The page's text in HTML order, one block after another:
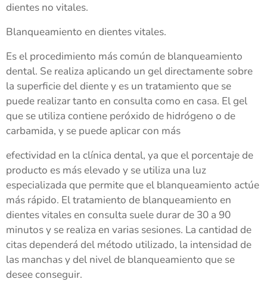
dientes no vitales.
Blanqueamiento en dientes vitales.
Es el procedimiento más común de blanqueamiento
dental. Se realiza aplicando un gel directamente sobre
la superficie del diente y es un tratamiento que se
puede realizar tanto en consulta como en casa. El gel
que se utiliza contiene peróxido de hidrógeno o de
carbamida, y se puede aplicar con más
efectividad en la clínica dental, ya que el porcentaje de
producto es más elevado y se utiliza una luz
especializada que permite que el blanqueamiento actúe
más rápido. El tratamiento de blanqueamiento en
dientes vitales en consulta suele durar de 30 a 90
minutos y se realiza en varias sesiones. La cantidad de
citas dependerá del método utilizado, la intensidad de
las manchas y del nivel de blanqueamiento que se
desee conseguir.